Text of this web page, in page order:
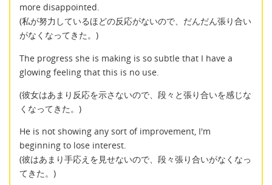
more disappointed.
(私が努力しているほどの反応がないので、だんだん張り合い
がなくなってきた。)
The progress she is making is so subtle that I have a
glowing feeling that this is no use.
(彼女はあまり反応を示さないので、段々と張り合いを感じな
くなってきた。)
He is not showing any sort of improvement, I'm
beginning to lose interest.
(彼はあまり手応えを見せないので、段々張り合いがなくなっ
てきた。)